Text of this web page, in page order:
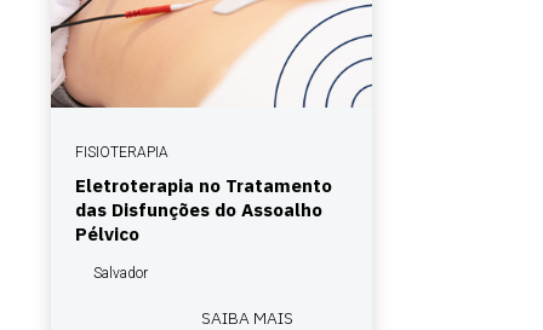
FISIOTERAPIA
Eletroterapia no Tratamento
das Disfunções do Assoalho
Pélvico
Salvador
SAIBA MAIS